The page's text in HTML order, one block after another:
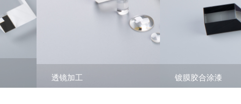
透镜加工 镀膜胶合涂漆